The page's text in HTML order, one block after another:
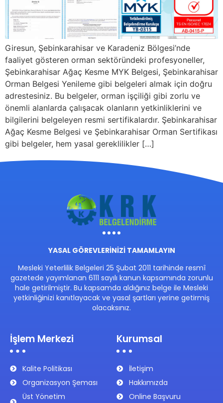
Giresun, Şebinkarahisar ve Karadeniz Bölgesi’nde
faaliyet gösteren orman sektöründeki profesyoneller,
Şebinkarahisar Ağaç Kesme MYK Belgesi, Şebinkarahisar
Orman Belgesi Yenileme gibi belgeleri almak için doğru
adrestesiniz. Bu belgeler, orman işçiliği gibi zorlu ve
önemli alanlarda çalışacak olanların yetkinliklerini ve
bilgilerini belgeleyen resmi sertifikalardır. Şebinkarahisar
Ağaç Kesme Belgesi ve Şebinkarahisar Orman Sertifikası
gibi belgeler, hem yasal gereklilikler […]
YASAL GÖREVLERİNİZİ TAMAMLAYIN
Mesleki Yeterlilik Belgeleri 25 Şubat 2011 tarihinde resmî
gazetede yayımlanan 6111 sayılı kanun kapsamında zorunlu
hale getirilmiştir. Bu kapsamda aldığınız belge ile Mesleki
yetkinliğinizi kanıtlayacak ve yasal şartları yerine getirmiş
olacaksınız.
İşlem Merkezi
Kalite Politikası
Organizasyon Şeması
Üst Yönetim
Kurumsal
İletişim
Hakkımızda
Online Başvuru